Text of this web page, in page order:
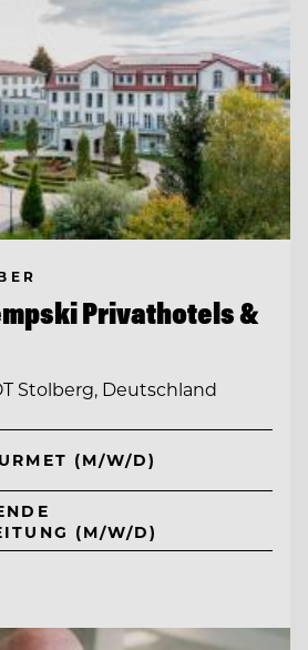
Privathotels &
Stolberg, Deutschland
(M/W/D)
(M/W/D)